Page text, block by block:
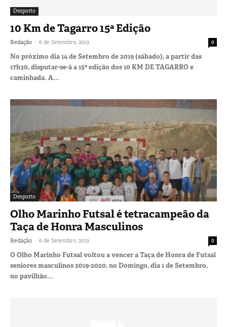
Desporto
10 Km de Tagarro 15ª Edição
Redação - 6 de Setembro, 2019 0
No próximo dia 14 de Setembro de 2019 (sábado), a partir das
17h30, disputar-se-á a 15ª edição dos 10 KM DE TAGARRO e
caminhada. A...
Desporto
Olho Marinho Futsal é tetracampeão da
Taça de Honra Masculinos
Redação - 6 de Setembro, 2019 0
O Olho Marinho Futsal voltou a vencer a Taça de Honra de Futsal
seniores masculinos 2019-2020, no Domingo, dia 1 de Setembro,
no pavilhão...